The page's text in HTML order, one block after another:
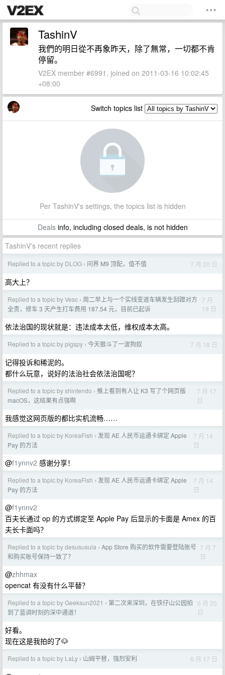
TashinV
我們的明日從不再象昨天，除了無常，一切都不肯
停留。
V2EX member #6991, joined on 2011-03-16 10:02:45
+08:00
Switch topics list
Per TashinV's settings, the topics list is hidden
Dealsinfo, including closed deals, is not hidden
TashinV's recent replies
Replied to a topic by DLOG › 问界 M9 顶配，值不值 7 月 20 日
高大上？
Replied to a topic by Vesc › 周二早上与一个实线变道车辆发生刮蹭对方
全责，修车 3 天产生打车费用 187.54 元，目前已起诉
7 月
18 日
依法治国的现状就是：违法成本太低，维权成本太高。
Replied to a topic by pigspy › 今天狠斗了一波狗奴 7 月 18 日
记得投诉和稀泥的。
都什么玩意，说好的法治社会依法治国呢？
Replied to a topic by shintendo › 推上看到有人让 K3 写了个网页版
macOS，这结果有点强啊
7 月 17
日
我感觉这网页版的都比实机流畅……
Replied to a topic by KoreaFish › 发现 AE 人民币运通卡绑定 Apple
Pay 的方法
7 月 14
日
@f1ynnv2 感谢分享！
Replied to a topic by KoreaFish › 发现 AE 人民币运通卡绑定 Apple
Pay 的方法
7 月 14
日
@f1ynnv2
百夫长通过 op 的方式绑定至 Apple Pay 后显示的卡面是 Amex 的百
夫长卡面吗？
Replied to a topic by desususula › App Store 购买的软件需要登陆账号
和购买账号保持一致了？
7 月 7
日
@zhhmax
opencat 有没有什么平替？
Replied to a topic by Geeksun2021 › 第二次来深圳，在铁仔山公园拍
到了蓝调时刻的深中通道！
6 月 20
日
好看。
现在这是我拍的了🐶
Replied to a topic by LaLy › 山姆平替，强烈安利 6 月 17 日